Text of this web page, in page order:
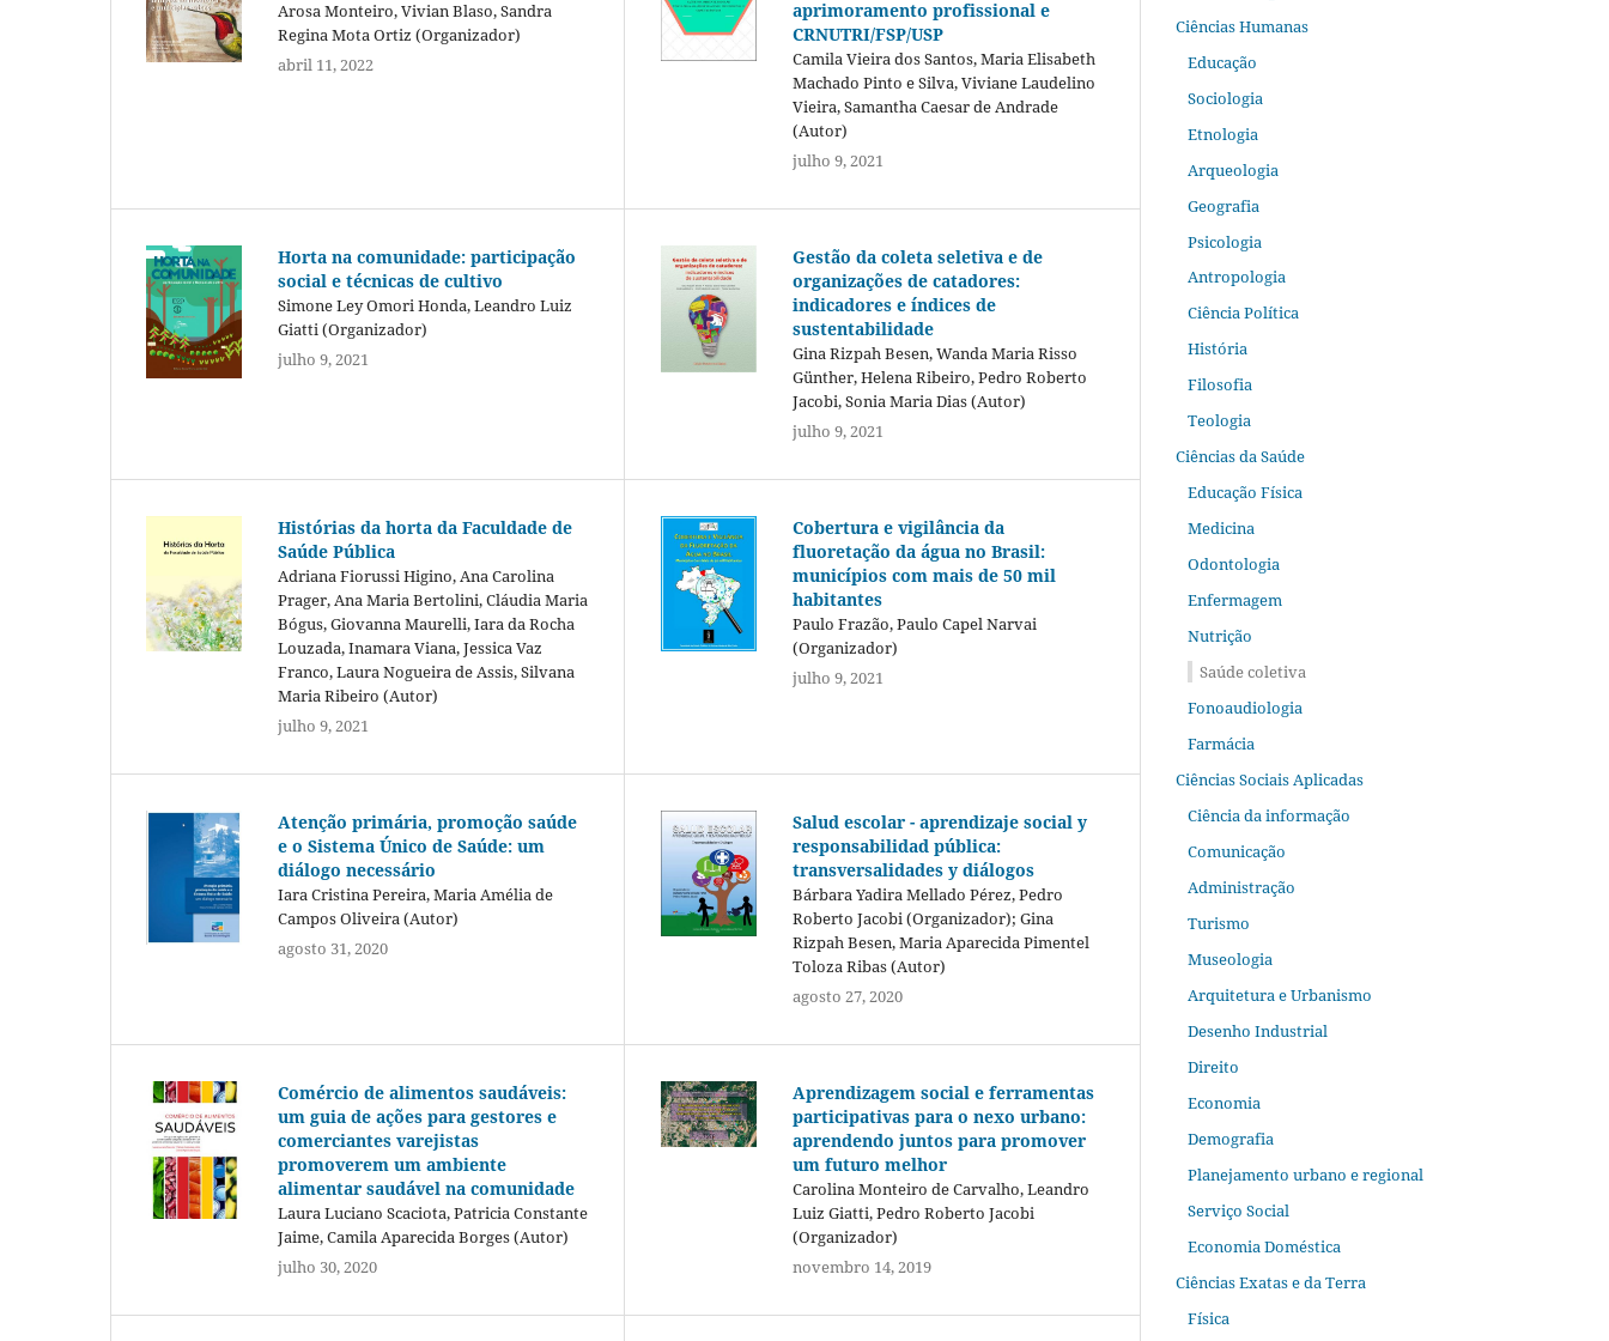
Arosa Monteiro, Vivian Blaso, Sandra
Regina Mota Ortiz (Organizador)
abril 11, 2022
aprimoramento profissional e
CRNUTRI/FSP/USP
Camila Vieira dos Santos, Maria Elisabeth
Machado Pinto e Silva, Viviane Laudelino
Vieira, Samantha Caesar de Andrade
(Autor)
julho 9, 2021
Horta na comunidade: participação
social e técnicas de cultivo
Simone Ley Omori Honda, Leandro Luiz
Giatti (Organizador)
julho 9, 2021
Gestão da coleta seletiva e de
organizações de catadores:
indicadores e índices de
sustentabilidade
Gina Rizpah Besen, Wanda Maria Risso
Günther, Helena Ribeiro, Pedro Roberto
Jacobi, Sonia Maria Dias (Autor)
julho 9, 2021
Histórias da horta da Faculdade de
Saúde Pública
Adriana Fiorussi Higino, Ana Carolina
Prager, Ana Maria Bertolini, Cláudia Maria
Bógus, Giovanna Maurelli, Iara da Rocha
Louzada, Inamara Viana, Jessica Vaz
Franco, Laura Nogueira de Assis, Silvana
Maria Ribeiro (Autor)
julho 9, 2021
Cobertura e vigilância da
fluoretação da água no Brasil:
municípios com mais de 50 mil
habitantes
Paulo Frazão, Paulo Capel Narvai
(Organizador)
julho 9, 2021
Atenção primária, promoção saúde
e o Sistema Único de Saúde: um
diálogo necessário
Iara Cristina Pereira, Maria Amélia de
Campos Oliveira (Autor)
agosto 31, 2020
Salud escolar - aprendizaje social y
responsabilidad pública:
transversalidades y diálogos
Bárbara Yadira Mellado Pérez, Pedro
Roberto Jacobi (Organizador); Gina
Rizpah Besen, Maria Aparecida Pimentel
Toloza Ribas (Autor)
agosto 27, 2020
Comércio de alimentos saudáveis:
um guia de ações para gestores e
comerciantes varejistas
promoverem um ambiente
alimentar saudável na comunidade
Laura Luciano Scaciota, Patricia Constante
Jaime, Camila Aparecida Borges (Autor)
julho 30, 2020
Aprendizagem social e ferramentas
participativas para o nexo urbano:
aprendendo juntos para promover
um futuro melhor
Carolina Monteiro de Carvalho, Leandro
Luiz Giatti, Pedro Roberto Jacobi
(Organizador)
novembro 14, 2019
Ciências Humanas
Educação
Sociologia
Etnologia
Arqueologia
Geografia
Psicologia
Antropologia
Ciência Política
História
Filosofia
Teologia
Ciências da Saúde
Educação Física
Medicina
Odontologia
Enfermagem
Nutrição
Saúde coletiva
Fonoaudiologia
Farmácia
Ciências Sociais Aplicadas
Ciência da informação
Comunicação
Administração
Turismo
Museologia
Arquitetura e Urbanismo
Desenho Industrial
Direito
Economia
Demografia
Planejamento urbano e regional
Serviço Social
Economia Doméstica
Ciências Exatas e da Terra
Física